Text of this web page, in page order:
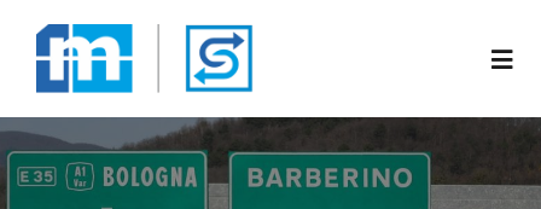
Przejdź
zawartości
Poznaj nas